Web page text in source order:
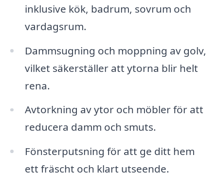
inklusive kök, badrum, sovrum och
vardagsrum.
Dammsugning och moppning av golv,
vilket säkerställer att ytorna blir helt
rena.
Avtorkning av ytor och möbler för att
reducera damm och smuts.
Fönsterputsning för att ge ditt hem
ett fräscht och klart utseende.